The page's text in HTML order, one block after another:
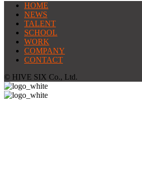
HOME
NEWS
TALENT
SCHOOL
WORK
COMPANY
CONTACT
© HIVE SIX Co., Ltd.